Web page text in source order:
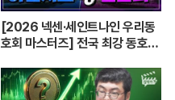
[2026 넥센·세인트나인 우리동
호회 마스터즈] 전국 최강 동호회
움 어벤져스 vs 일금회 | 16강 1
경기